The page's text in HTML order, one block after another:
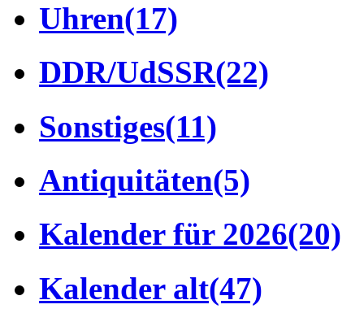
Uhren(17)
DDR/UdSSR(22)
Sonstiges(11)
Antiquitäten(5)
Kalender für 2026(20)
Kalender alt(47)